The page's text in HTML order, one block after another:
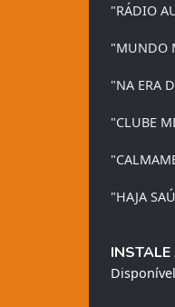
"RÁDIO
"MUNDO
"NA ERA
"CLUBE
"HAJA